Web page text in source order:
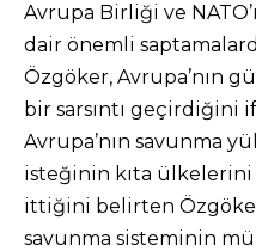
Avrupa Birliği ve
dair önemli
Özgöker, Avrupa’nın
bir sarsıntı geçirdiğini
Avrupa’nın savunma
isteğinin kıta ülkelerini
ittiğini belirten
savunma sisteminin